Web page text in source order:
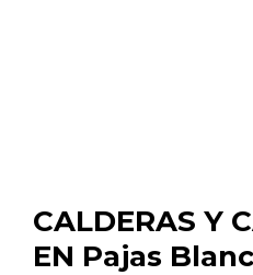
CALDERAS Y
EN Pajas